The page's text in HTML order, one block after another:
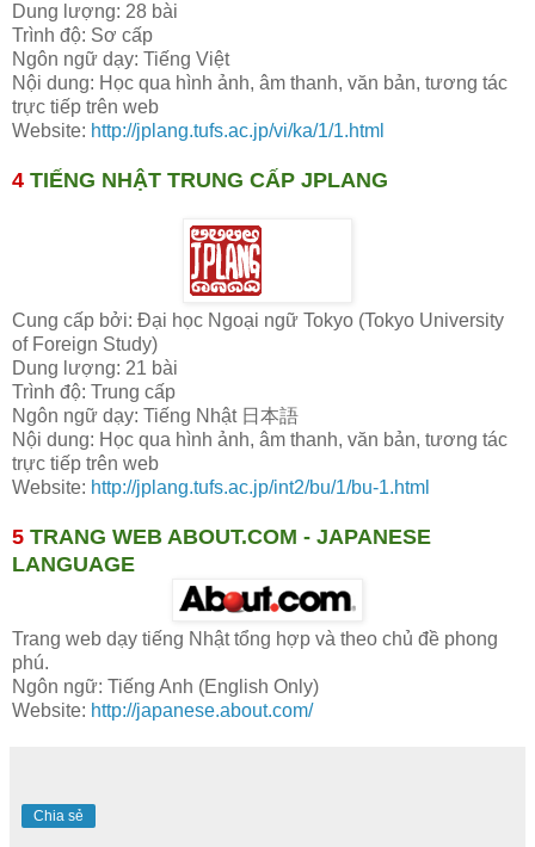
Dung lượng: 28 bài
Trình độ: Sơ cấp
Ngôn ngữ dạy: Tiếng Việt
Nội dung: Học qua hình ảnh, âm thanh, văn bản, tương tác
trực tiếp trên web
Website: http://jplang.tufs.ac.jp/vi/ka/1/1.html
4 TIẾNG NHẬT TRUNG CẤP JPLANG
Cung cấp bởi: Đại học Ngoại ngữ Tokyo (Tokyo University
of Foreign Study)
Dung lượng: 21 bài
Trình độ: Trung cấp
Ngôn ngữ dạy: Tiếng Nhật 日本語
Nội dung: Học qua hình ảnh, âm thanh, văn bản, tương tác
trực tiếp trên web
Website: http://jplang.tufs.ac.jp/int2/bu/1/bu-1.html
5 TRANG WEB ABOUT.COM - JAPANESE
LANGUAGE
Trang web dạy tiếng Nhật tổng hợp và theo chủ đề phong
phú.
Ngôn ngữ: Tiếng Anh (English Only)
Website: http://japanese.about.com/
Chia sẻ